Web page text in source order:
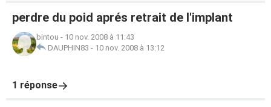
perdre du poid aprés retrait de l'implant
bintou - 10 nov. 2008 à 11:43
DAUPHIN83 - 10 nov. 2008 à 13:12
1 réponse